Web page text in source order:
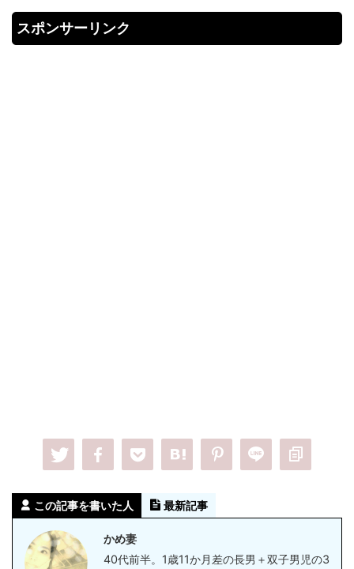
スポンサーリンク
この記事を書いた人 最新記事
かめ妻
40代前半。1歳11か月差の長男＋双子男児の3